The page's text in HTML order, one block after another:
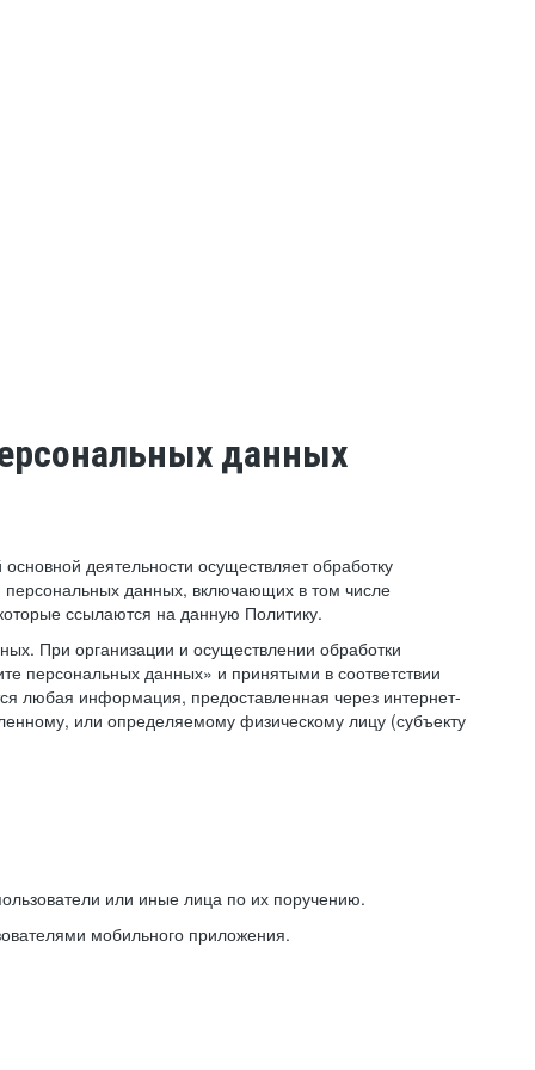
данных
деятельности осуществляет обработку
данных, включающих в том числе
ссылаются на данную Политику.
При организации и осуществлении обработки
персональных данных» и принятыми в соответствии
информация, предоставленная через интернет-
или определяемому физическому лицу (субъекту
или иные лица по их поручению.
мобильного приложения.